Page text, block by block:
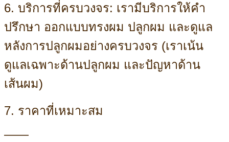
6. บริการที่ครบวงจร: เรามีบริการให้คำ
ปรึกษา ออกแบบทรงผม ปลูกผม และดูแล
หลังการปลูกผมอย่างครบวงจร (เราเน้น
ดูแลเฉพาะด้านปลูกผม และปัญหาด้าน
เส้นผม)
7. ราคาที่เหมาะสม
——